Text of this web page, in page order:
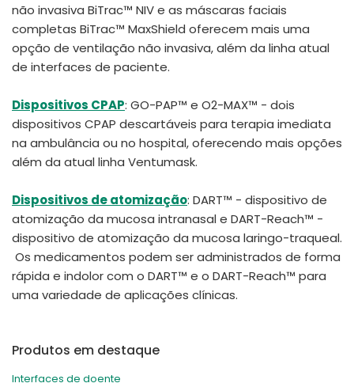
não invasiva BiTrac™ NIV e as máscaras faciais
completas BiTrac™ MaxShield oferecem mais uma
opção de ventilação não invasiva, além da linha atual
de interfaces de paciente.
Dispositivos CPAP: GO-PAP™ e O2-MAX™ - dois
dispositivos CPAP descartáveis para terapia imediata
na ambulância ou no hospital, oferecendo mais opções
além da atual linha Ventumask.
Dispositivos de atomização: DART™ - dispositivo de
atomização da mucosa intranasal e DART-Reach™ -
dispositivo de atomização da mucosa laringo-traqueal.
Os medicamentos podem ser administrados de forma
rápida e indolor com o DART™ e o DART-Reach™ para
uma variedade de aplicações clínicas.
Produtos em destaque
Interfaces de doente